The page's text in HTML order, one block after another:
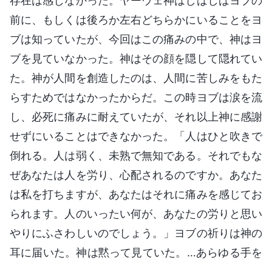
前に、もしくは後ろか左右どちらかにいることをヨ
ブは知っていたが、今回はこの痛みの中で、神はヨ
ブを見ていなかった。神はその顔を隠して隠れてい
た。神が人間を創造したのは、人間に苦しみをもた
らすためではなかったからだ。この時ヨブは涙を流
し、必死に痛みに耐えていたが、それ以上神に感謝
せずにいることはできなかった。「人はひと吹きで
倒れる。人は弱く、未熟で無知である。それでもな
ぜあなたは人を労り、心配されるのですか。あなた
は私を打ちますが、あなたはそれに痛みを感じてお
られます。人のいったい何が、あなたの労りと思い
やりにふさわしいのでしょう。」ヨブの祈りは神の
耳に届いた。神は黙って見ていた。…あらゆる手を